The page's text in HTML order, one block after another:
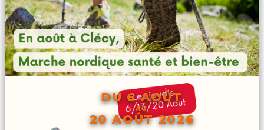
DU 6 AOÛT
AU
20 AOÛT 2026